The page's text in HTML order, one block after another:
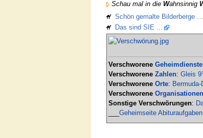
Schau mal in die Wahnsinnig
Schön gemalte Bilderberge
Das sind SIE ...
Verschworene Geheimdienste
Verschworene Zahlen: Gleis
Verschworene Orte:
Verschworene Organisationen
Sonstige Verschwörungen:
Geheimseite Abituraufgaben